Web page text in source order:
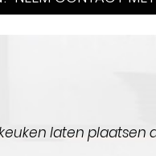
laten plaatsen